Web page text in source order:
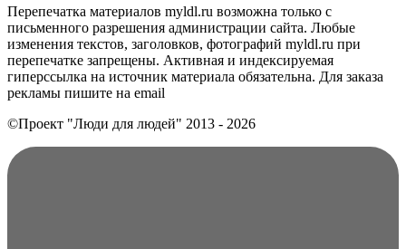
Перепечатка материалов myldl.ru возможна только с
письменного разрешения администрации сайта. Любые
изменения текстов, заголовков, фотографий myldl.ru при
перепечатке запрещены. Активная и индексируемая
гиперссылка на источник материала обязательна. Для заказа
рекламы пишите на еmail
©Проект "Люди для людей" 2013 - 2026